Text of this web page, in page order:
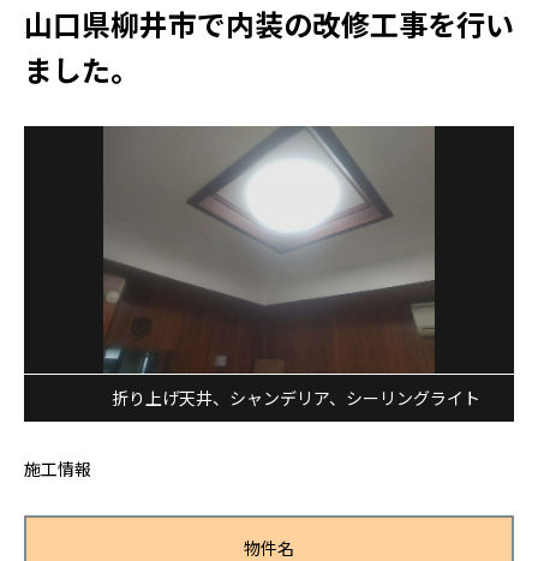
山口県柳井市で内装の改修工事を行い
ました。
折り上げ天井、シャンデリア、シーリングライト
施工情報
物件名